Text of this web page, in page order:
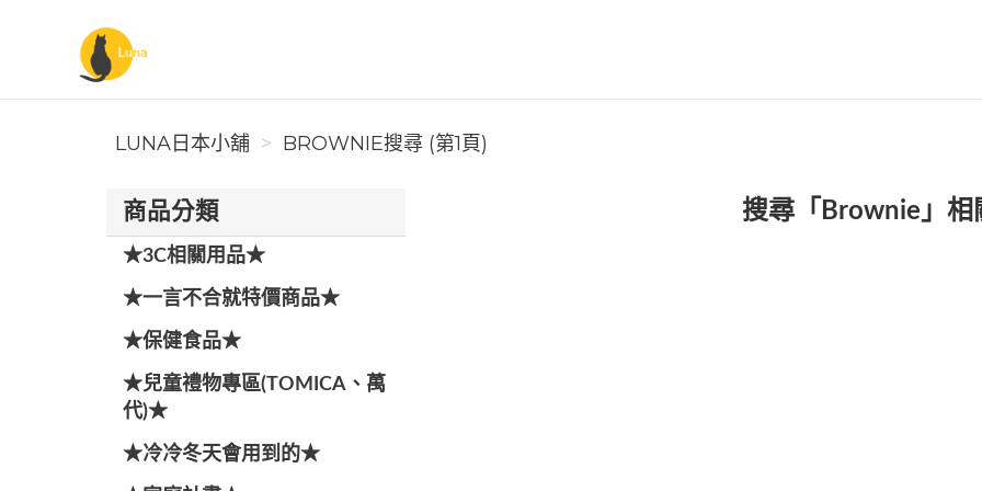
Luna日本小舖
LUNA日本小舖 BROWNIE搜尋 (第1頁)
商品分類
★3C相關用品★
★一言不合就特價商品★
★保健食品★
★兒童禮物專區(TOMICA、萬
代)★
★冷冷冬天會用到的★
搜尋「Brownie」相